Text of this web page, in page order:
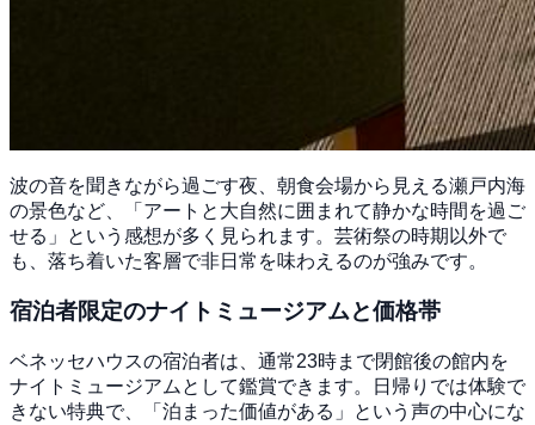
波の音を聞きながら過ごす夜、朝食会場から見える瀬戸内海
の景色など、「アートと大自然に囲まれて静かな時間を過ご
せる」という感想が多く見られます。芸術祭の時期以外で
も、落ち着いた客層で非日常を味わえるのが強みです。
宿泊者限定のナイトミュージアムと価格帯
ベネッセハウスの宿泊者は、通常23時まで閉館後の館内を
ナイトミュージアムとして鑑賞できます。日帰りでは体験で
きない特典で、「泊まった価値がある」という声の中心にな